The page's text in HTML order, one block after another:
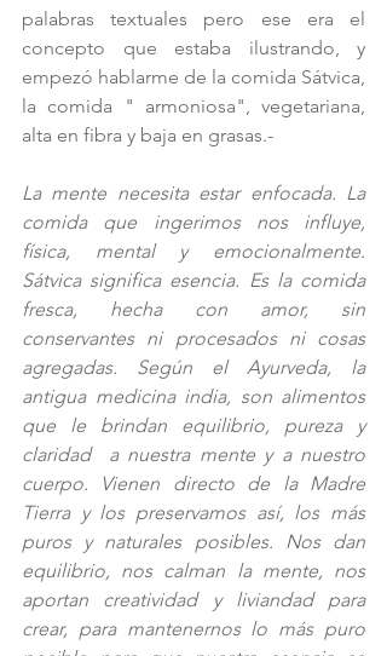
palabras textuales pero ese era el
concepto que estaba ilustrando, y
empezó hablarme de la comida Sátvica,
la comida " armoniosa", vegetariana,
alta en fibra y baja en grasas.-
La mente necesita estar enfocada. La
comida que ingerimos nos influye,
física, mental y emocionalmente.
Sátvica significa esencia. Es la comida
fresca, hecha con amor, sin
conservantes ni procesados ni cosas
agregadas. Según el Ayurveda, la
antigua medicina india, son alimentos
que le brindan equilibrio, pureza y
claridad  a nuestra mente y a nuestro
cuerpo. Vienen directo de la Madre
Tierra y los preservamos así, los más
puros y naturales posibles. Nos dan
equilibrio, nos calman la mente, nos
aportan creatividad y liviandad para
crear, para mantenernos lo más puro